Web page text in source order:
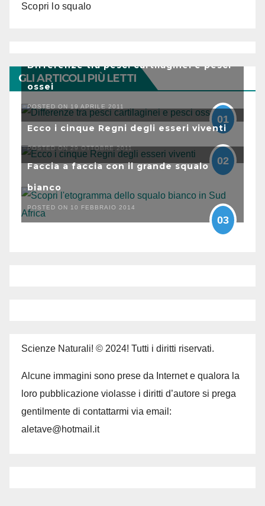
Scopri lo squalo
GLI ARTICOLI PIÙ LETTI
Differenze tra pesci cartilaginei e pesci
ossei
POSTED ON 19 APRILE 2011
01
Ecco i cinque Regni degli esseri viventi
POSTED ON 29 OTTOBRE 2011
02
Faccia a faccia con il grande squalo
bianco
POSTED ON 10 FEBBRAIO 2014
03
Scienze Naturali! © 2024! Tutti i diritti riservati.
Alcune immagini sono prese da Internet e qualora la
loro pubblicazione violasse i diritti d’autore si prega
gentilmente di contattarmi via email:
aletave@hotmail.it